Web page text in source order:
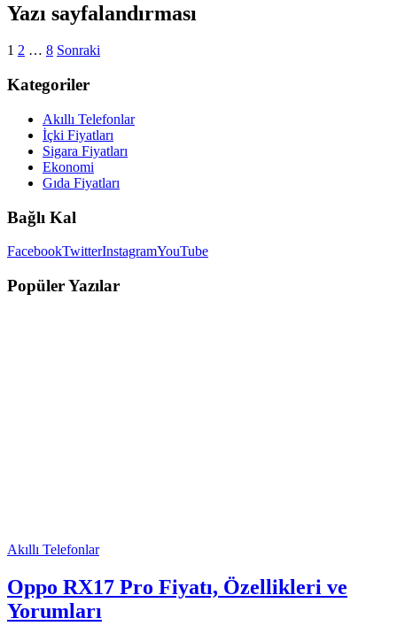
Yazı sayfalandırması
1 2 … 8 Sonraki
Kategoriler
Akıllı Telefonlar
İçki Fiyatları
Sigara Fiyatları
Ekonomi
Gıda Fiyatları
Bağlı Kal
FacebookTwitterInstagramYouTube
Popüler Yazılar
Akıllı Telefonlar
Oppo RX17 Pro Fiyatı, Özellikleri ve
Yorumları